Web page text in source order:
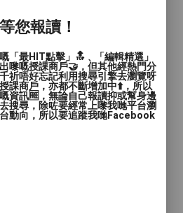
理解紫微斗數架構及課
備【兩個實盤】作演
用上三十二個實例作教
是難以擺脫買家及賣家
不必擔心我會拖長黎教
您報讀！
「最HIT點擊」🔝﹑「編輯精選」
嚟嘅授課商戶🤝，但其他經熱門分
祈唔好忘記利用搜尋引擎去瀏覽呀
課商戶，亦都不斷增加中⬆️，所以
資訊🆓，無論自己報讀抑或幫身邊
搜尋，除咗要經常上嚟我哋平台瀏
動向，所以要追蹤我哋Facebook